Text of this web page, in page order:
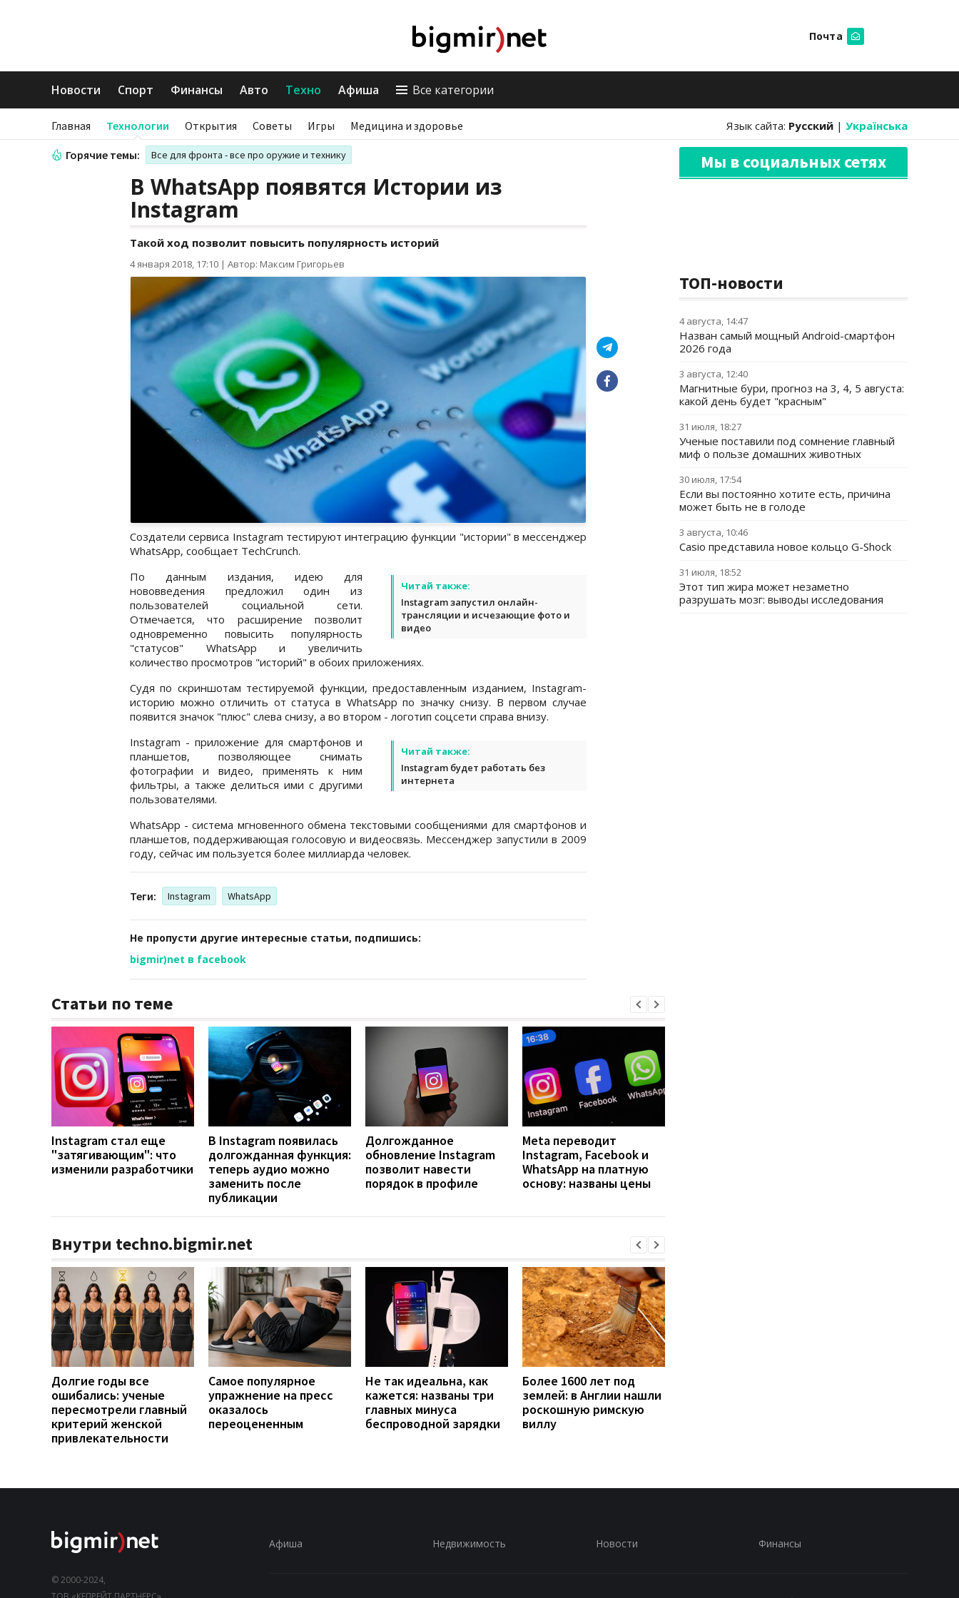
Почта
Новости Спорт Финансы Авто Техно Афиша Все категории
Главная Технологии Открытия Советы Игры Медицина и здоровье Язык сайта: Русский | Українська
Горячие темы: Все для фронта - все про оружие и технику
В WhatsApp появятся Истории из
Instagram
Такой ход позволит повысить популярность историй
4 января 2018, 17:10 | Автор: Максим Григорьев
Создатели сервиса Instagram тестируют интеграцию функции "истории" в мессенджер
WhatsApp, сообщает TechCrunch.
Читай также:
Instagram запустил онлайн-
трансляции и исчезающие фото и
видео
По данным издания, идею для
нововведения предложил один из
пользователей социальной сети.
Отмечается, что расширение позволит
одновременно повысить популярность
"статусов" WhatsApp и увеличить
количество просмотров "историй" в обоих приложениях.
Судя по скриншотам тестируемой функции, предоставленным изданием, Instagram-
историю можно отличить от статуса в WhatsApp по значку снизу. В первом случае
появится значок "плюс" слева снизу, а во втором - логотип соцсети справа внизу.
Читай также:
Instagram будет работать без
интернета
Instagram - приложение для смартфонов и
планшетов, позволяющее снимать
фотографии и видео, применять к ним
фильтры, а также делиться ими с другими
пользователями.
WhatsApp - система мгновенного обмена текстовыми сообщениями для смартфонов и
планшетов, поддерживающая голосовую и видеосвязь. Мессенджер запустили в 2009
году, сейчас им пользуется более миллиарда человек.
Теги: Instagram WhatsApp
Не пропусти другие интересные статьи, подпишись:
bigmir)net в facebook
Статьи по теме
Instagram стал еще
"затягивающим": что
изменили разработчики
В Instagram появилась
долгожданная функция:
теперь аудио можно
заменить после
публикации
Долгожданное
обновление Instagram
позволит навести
порядок в профиле
Meta переводит
Instagram, Facebook и
WhatsApp на платную
основу: названы цены
Внутри techno.bigmir.net
Долгие годы все
ошибались: ученые
пересмотрели главный
критерий женской
привлекательности
Самое популярное
упражнение на пресс
оказалось
переоцененным
Не так идеальна, как
кажется: названы три
главных минуса
беспроводной зарядки
Более 1600 лет под
землей: в Англии нашли
роскошную римскую
виллу
Мы в социальных сетях
ТОП-новости
4 августа, 14:47
Назван самый мощный Android-смартфон
2026 года
3 августа, 12:40
Магнитные бури, прогноз на 3, 4, 5 августа:
какой день будет "красным"
31 июля, 18:27
Ученые поставили под сомнение главный
миф о пользе домашних животных
30 июля, 17:54
Если вы постоянно хотите есть, причина
может быть не в голоде
3 августа, 10:46
Casio представила новое кольцо G-Shock
31 июля, 18:52
Этот тип жира может незаметно
разрушать мозг: выводы исследования
© 2000-2024,
Афиша Недвижимость Новости Финансы